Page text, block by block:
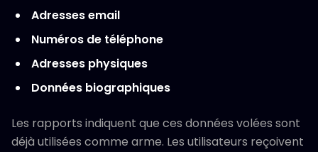
Adresses email
Numéros de téléphone
Adresses physiques
Données biographiques
Les rapports indiquent que ces données volées sont
déjà utilisées comme arme. Les utilisateurs reçoivent